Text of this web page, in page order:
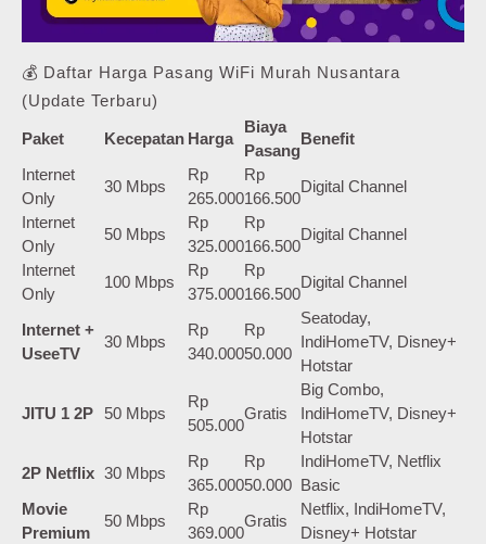
💰 Daftar Harga Pasang WiFi Murah Nusantara
(Update Terbaru)
Paket Kecepatan Harga
Biaya
Pasang
Benefit
Internet
Only
30 Mbps
Rp
265.000
Rp
166.500
Digital Channel
Internet
Only
50 Mbps
Rp
325.000
Rp
166.500
Digital Channel
Internet
Only
100 Mbps
Rp
375.000
Rp
166.500
Digital Channel
Internet +
UseeTV
30 Mbps
Rp
340.000
Rp
50.000
Seatoday,
IndiHomeTV, Disney+
Hotstar
JITU 1 2P 50 Mbps
Rp
505.000
Gratis
Big Combo,
IndiHomeTV, Disney+
Hotstar
2P Netflix 30 Mbps
Rp
365.000
Rp
50.000
IndiHomeTV, Netflix
Basic
Movie
Premium
50 Mbps
Rp
369.000
Gratis
Netflix, IndiHomeTV,
Disney+ Hotstar